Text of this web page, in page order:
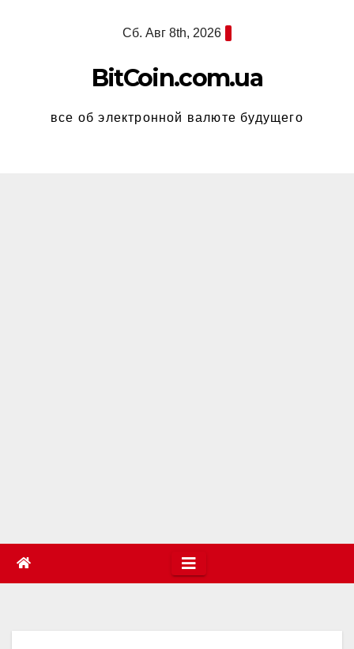
Сб. Авг 8th, 2026
BitCoin.com.ua
все об электронной валюте будущего